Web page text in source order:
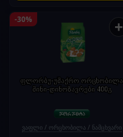
-30% +
ფლორბუ-უშაქრო ორცხობილა
მინი-დინოზავრები 400გ
ვაფლი / ორცხობილა / ნამცხვარი